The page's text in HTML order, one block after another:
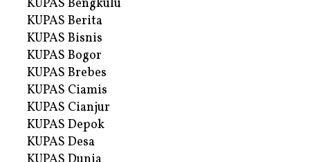
KUPAS Bengkulu
KUPAS Berita
KUPAS Bisnis
KUPAS Bogor
KUPAS Brebes
KUPAS Ciamis
KUPAS Cianjur
KUPAS Depok
KUPAS Desa